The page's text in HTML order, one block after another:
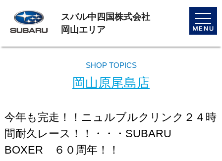
toggle
スバル中四国株式会社
岡山エリア
SHOP TOPICS
岡山原尾島店
今年も完走！！ニュルブルクリンク２４時
間耐久レース！！・・・SUBARU
BOXER ６０周年！！